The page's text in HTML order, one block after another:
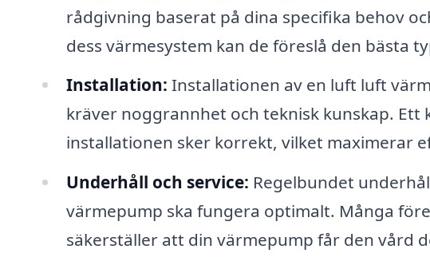
rådgivning baserat på dina specifika behov
dess värmesystem kan de föreslå den bästa
Installation: Installationen av en luft luft
kräver noggrannhet och teknisk kunskap.
installationen sker korrekt, vilket maximerar
Underhåll och service: Regelbundet
värmepump ska fungera optimalt. Många
säkerställer att din värmepump får den vård